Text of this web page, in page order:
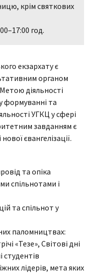
крім святкових
год.
екзархату є
органом
діяльності
формуванні та
УГКЦ у сфері
завданням є
євангелізації.
та опіка
спільнотами і
та спільнот у
паломництвах:
«Тезе», Світові дні
студентів
лідерів, мета яких